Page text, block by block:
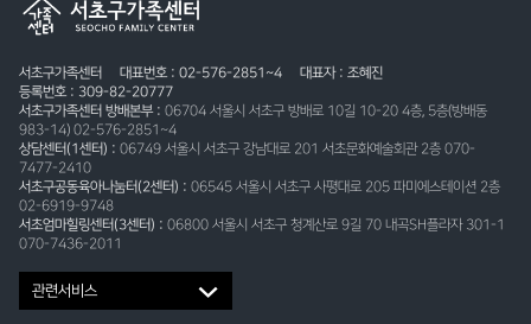
서초구가족센터 대표번호 : 02-576-2851~4
대표자 : 조혜진
등록번호 : 309-82-20777
서초구가족센터 방배본부 : 06704 서울시 서초구 방배로 10길 10-20 4층, 5층(방배동
983-14) 02-576-2851~4
상담센터(1센터) : 06749 서울시 서초구 강남대로 201 서초문화예술회관 2층 070-
7477-2410
서초구공동육아나눔터(2센터) : 06545 서울시 서초구 사평대로 205 파미에스테이션 2층
02-6919-9748
서초엄마힐링센터(3센터) : 06800 서울시 서초구 청계산로 9길 70 내곡SH플라자 301-1
070-7436-2011
관련서비스